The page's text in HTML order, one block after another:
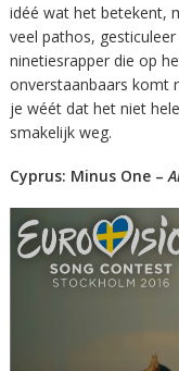
idéé wat het betekent,
veel pathos,
ninetiesrapper die op
onverstaanbaars komt
je wéét dat het niet
smakelijk weg.
Cyprus: Minus One –